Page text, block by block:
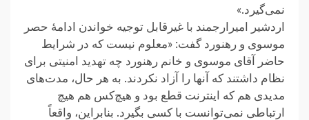
نمی‌گیرد.»
اردشیر امیرارجمند با غیرقابل توجیه خواندن ادامهٔ حصر
موسوی و رهنورد گفت: «معلوم نیست که در شرایط
حاضر آقای موسوی و خانم رهنورد چه تهدید امنیتی برای
نظام داشتند که آنها را آزاد نکردند. به هر حال، مدت‌های
مدیدی هم که اینترنت قطع بود و هیچ‌کس هم هیچ
ارتباطی نمی‌توانست با کسی بگیرد. بنابراین، واقعاً